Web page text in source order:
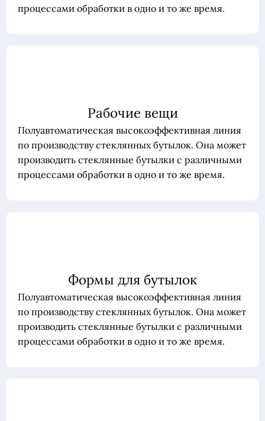
процессами обработки в одно и то же время.
Рабочие вещи
Полуавтоматическая высокоэффективная линия
по производству стеклянных бутылок. Она может
производить стеклянные бутылки с различными
процессами обработки в одно и то же время.
Формы для бутылок
Полуавтоматическая высокоэффективная линия
по производству стеклянных бутылок. Она может
производить стеклянные бутылки с различными
процессами обработки в одно и то же время.